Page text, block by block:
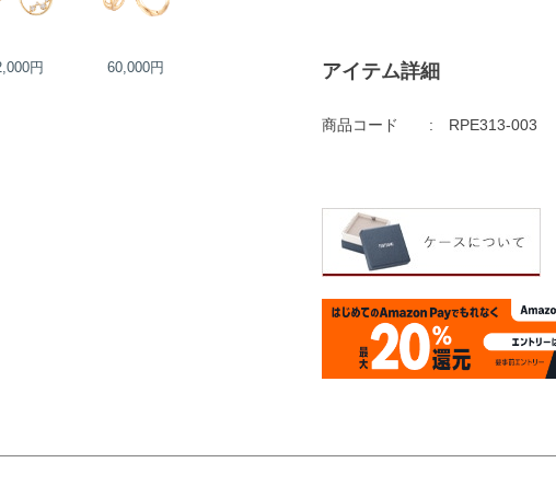
円 60,000円 50,000円 60,000円
アイテム詳細
商品コード RPE313-003